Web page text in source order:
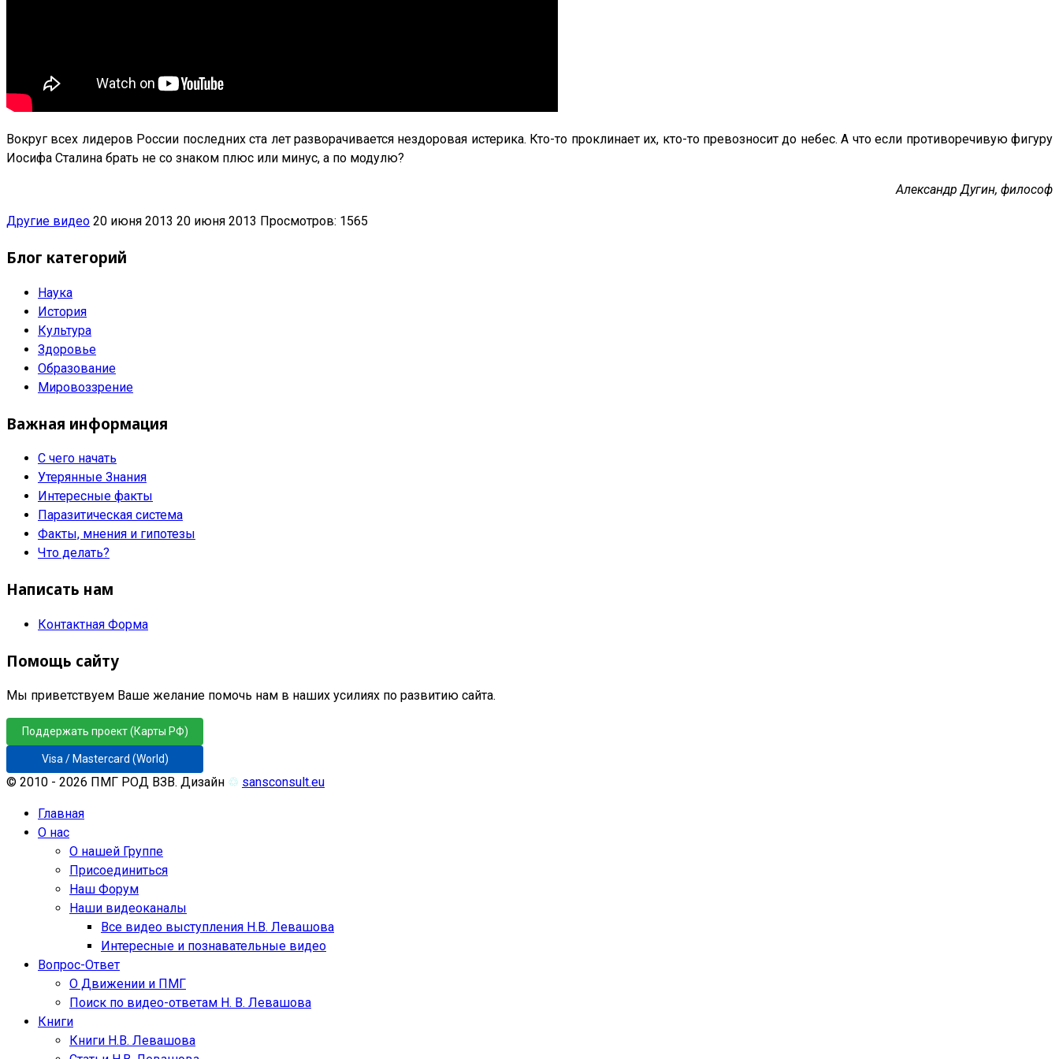
Вокруг всех лидеров России последних ста лет разворачивается нездоровая истерика. Кто-то проклинает их, кто-то превозносит до небес. А что если противоречивую фигуру
Иосифа Сталина брать не со знаком плюс или минус, а по модулю?
Александр Дугин, философ
Другие видео 20 июня 2013 20 июня 2013 Просмотров: 1565
Блог категорий
Наука
История
Культура
Здоровье
Образование
Мировоззрение
Важная информация
С чего начать
Утерянные Знания
Интересные факты
Паразитическая система
Факты, мнения и гипотезы
Что делать?
Написать нам
Контактная Форма
Помощь сайту
Мы приветствуем Ваше желание помочь нам в наших усилиях по развитию сайта.
Поддержать проект (Карты РФ)
Visa / Mastercard (World)
© 2010 - 2026 ПМГ РОД ВЗВ. Дизайн ♲ sansconsult.eu
Главная
О нас
О нашей Группе
Присоединиться
Наш Форум
Наши видеоканалы
Все видео выступления Н.В. Левашова
Интересные и познавательные видео
Вопрос-Ответ
О Движении и ПМГ
Поиск по видео-ответам Н. В. Левашова
Книги
Книги Н.В. Левашова